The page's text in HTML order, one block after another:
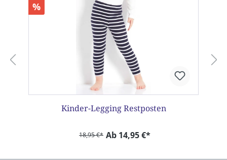
%
Kinder-Legging Restposten
18,95 €* Ab 14,95 €*